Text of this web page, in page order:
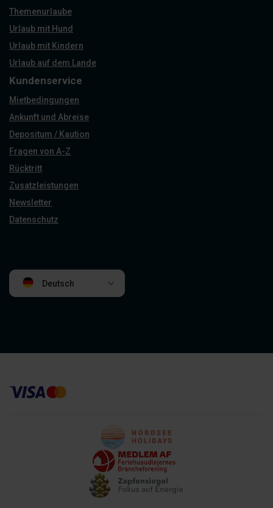
Themenurlaube
Urlaub mit Hund
Urlaub mit Kindern
Urlaub auf dem Lande
Kundenservice
Mietbedingungen
Ankunft und Abreise
Depositum / Kaution
Fragen von A-Z
Rücktritt
Zusatzleistungen
Newsletter
Datenschutz
Deutsch